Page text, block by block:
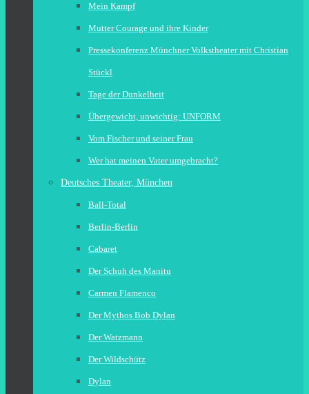
Mein Kampf
Mutter Courage und ihre Kinder
Pressekonferenz Münchner Volkstheater mit Christian
Stückl
Tage der Dunkelheit
Übergewicht, unwichtig: UNFORM
Vom Fischer und seiner Frau
Wer hat meinen Vater umgebracht?
Deutsches Theater, München
Ball-Total
Berlin-Berlin
Cabaret
Der Schuh des Manitu
Carmen Flamenco
Der Mythos Bob Dylan
Der Watzmann
Der Wildschütz
Dylan